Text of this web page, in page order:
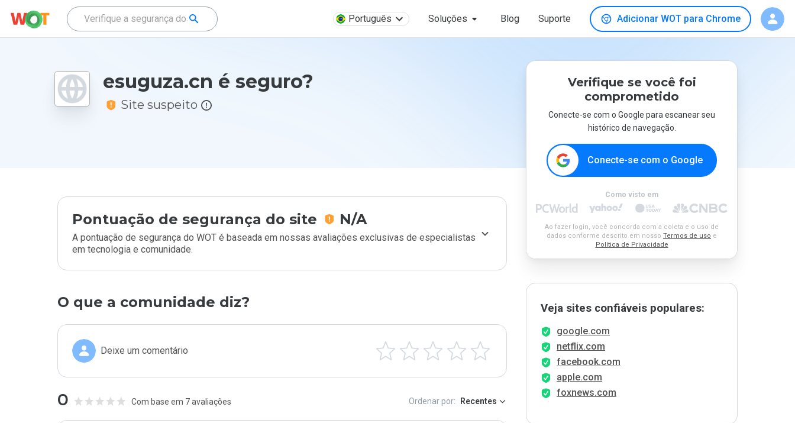
Português Soluções Blog Suporte Adicionar WOT para Chrome
esuguza.cn é seguro?
Site suspeito
Pontuação de segurança do site N/A
A pontuação de segurança do WOT é baseada em nossas avaliações exclusivas de especialistas
em tecnologia e comunidade.
O que a comunidade diz?
Deixe um comentário
0 Com base em 7 avaliações Ordenar por: Recentes
Verifique se você foi
comprometido
Conecte-se com o Google para escanear seu
histórico de navegação.
Conecte-se com o Google
Como visto em
Ao fazer login, você concorda com a coleta e o uso de
dados conforme descrito em nosso Termos de uso e
Política de Privacidade
Veja sites confiáveis populares:
google.com
netflix.com
facebook.com
apple.com
foxnews.com